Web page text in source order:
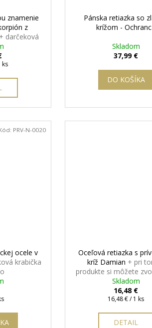
znamenie
z
+ darčeková
ks
Pánska retiazka so
krížom -
Skladom
37,99 €
DO KOŠÍKA
ocele v
krabička
PRV-N-0020
Oceľová retiazka s
kríž Damian + pri
produkte si môžete
retiazky
Skladom
16,48 €
Jednotková
16,48 € / 1 ks
DETAIL